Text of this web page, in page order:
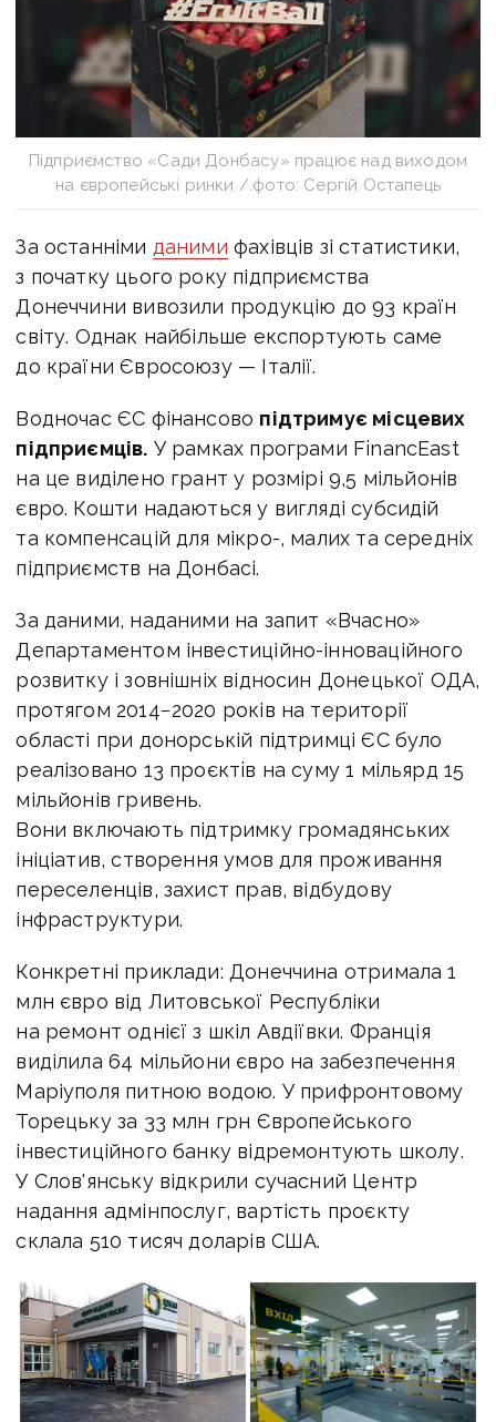
Підприємство «Сади Донбасу» працює над виходом
на європейські ринки /.фото: Сергій Остапець
За останніми даними фахівців зі статистики,
з початку цього року підприємства
Донеччини вивозили продукцію до 93 країн
світу. Однак найбільше експортують саме
до країни Євросоюзу — Італії.
Водночас ЄС фінансово підтримує місцевих
підприємців. У рамках програми FinancEast
на це виділено грант у розмірі 9,5 мільйонів
євро. Кошти надаються у вигляді субсидій
та компенсацій для мікро-, малих та середніх
підприємств на Донбасі.
За даними, наданими на запит «Вчасно»
Департаментом інвестиційно-інноваційного
розвитку і зовнішніх відносин Донецької ОДА,
протягом 2014−2020 років на території
області при донорській підтримці ЄС було
реалізовано 13 проєктiв на суму 1 мільярд 15
мільйонів гривень.
Вони включають підтримку громадянських
ініціатив, створення умов для проживання
переселенців, захист прав, відбудову
інфраструктури.
Конкретні приклади: Донеччина отримала 1
млн євро від Литовської Республіки
на ремонт однієї з шкіл Авдіївки. Франція
виділила 64 мільйони євро на забезпечення
Маріуполя питною водою. У прифронтовому
Торецьку за 33 млн грн Європейського
інвестиційного банку відремонтують школу.
У Слов'янську відкрили сучасний Центр
надання адмінпослуг, вартість проєкту
склала 510 тисяч доларів США.